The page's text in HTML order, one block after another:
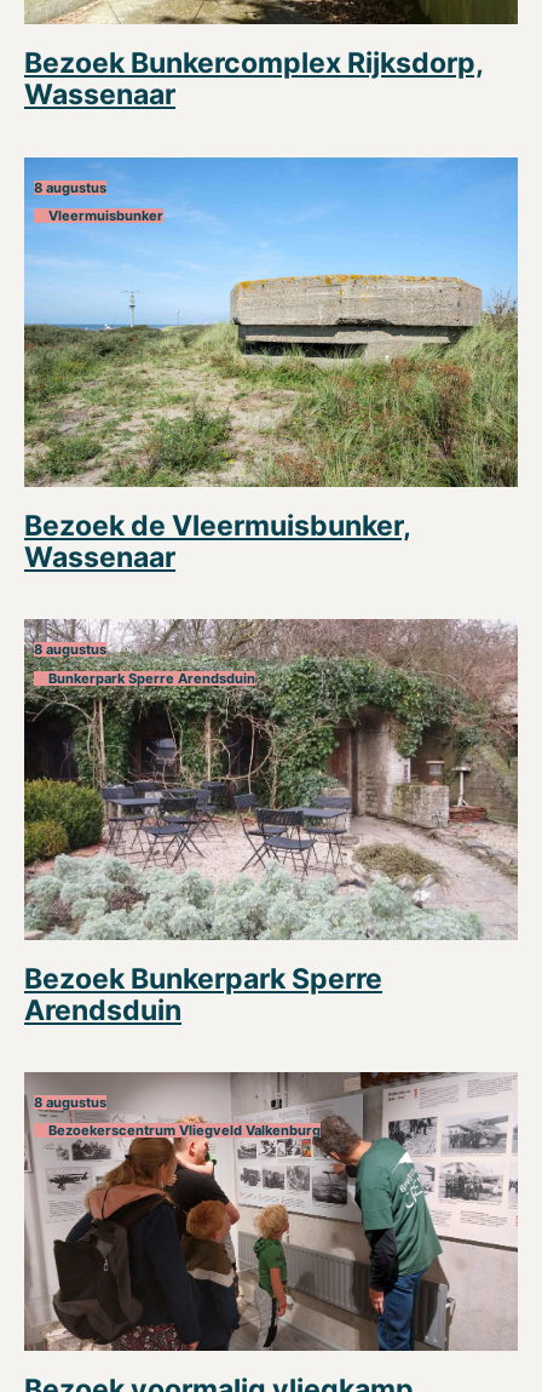
Bezoek Bunkercomplex Rijksdorp,
Wassenaar
8 augustus
Vleermuisbunker
Bezoek de Vleermuisbunker,
Wassenaar
8 augustus
Bunkerpark Sperre Arendsduin
Bezoek Bunkerpark Sperre
Arendsduin
8 augustus
Bezoekerscentrum Vliegveld Valkenburg